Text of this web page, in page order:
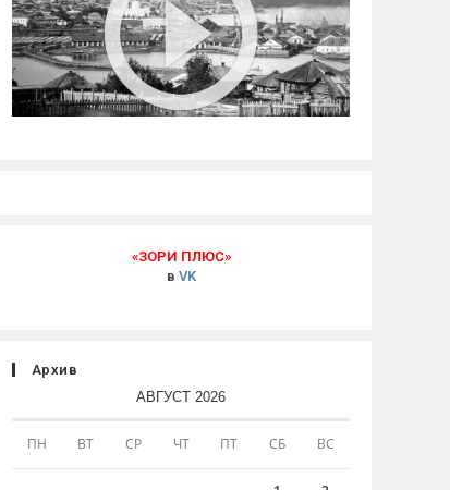
«ЗОРИ ПЛЮС»
в VK
Архив
АВГУСТ 2026
ПН ВТ СР ЧТ ПТ СБ ВС